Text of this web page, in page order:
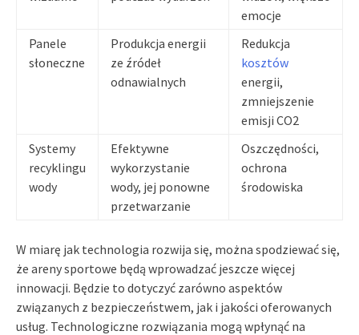
emocje
Panele
słoneczne
Produkcja energii
ze źródeł
odnawialnych
Redukcja
kosztów
energii,
zmniejszenie
emisji CO2
Systemy
recyklingu
wody
Efektywne
wykorzystanie
wody, jej ponowne
przetwarzanie
Oszczędności,
ochrona
środowiska
W miarę jak technologia rozwija się, można spodziewać się,
że areny sportowe będą wprowadzać jeszcze więcej
innowacji. Będzie to dotyczyć zarówno aspektów
związanych z bezpieczeństwem, jak i jakości oferowanych
usług. Technologiczne rozwiązania mogą wpłynąć na